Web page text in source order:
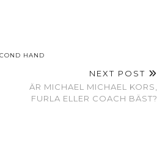
HAND
NEXT POST
ÄR MICHAEL MICHAEL KORS,
FURLA ELLER COACH BÄST?